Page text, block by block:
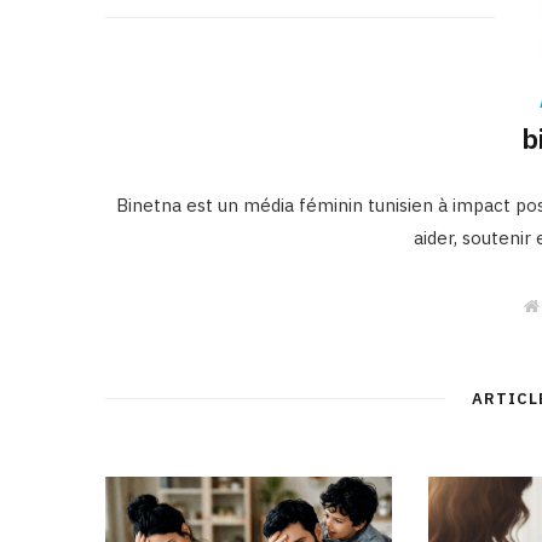
Binetna est un média féminin tunisien à impact
aider, soutenir